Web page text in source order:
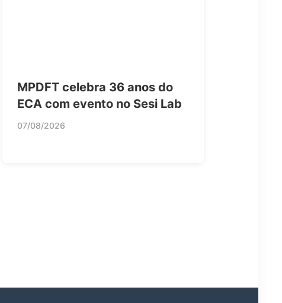
MPDFT celebra 36 anos do
ECA com evento no Sesi Lab
07/08/2026